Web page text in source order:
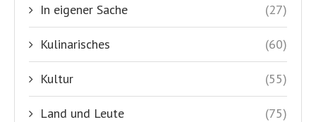
In eigener Sache (27)
Kulinarisches (60)
Kultur (55)
Land und Leute (75)